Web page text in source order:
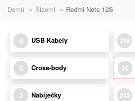
Domů » Xiaomi » Redmi Note 12S
6 USB Kabely 238
6 Cross-body 10
2 Nabíječky 242